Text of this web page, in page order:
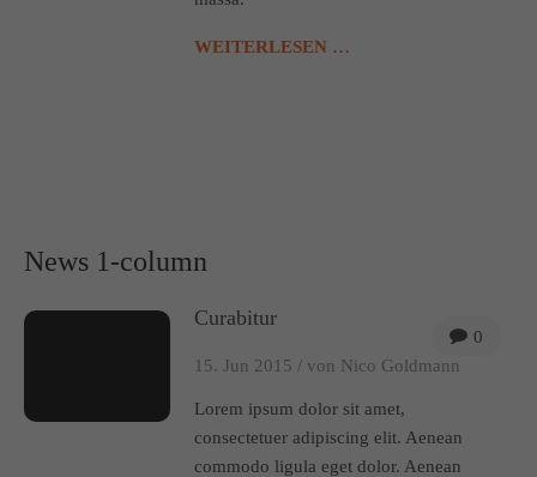
WEITERLESEN …
News 1-column
0
Curabitur
15. Jun 2015 / von Nico Goldmann
Lorem ipsum dolor sit amet,
consectetuer adipiscing elit. Aenean
commodo ligula eget dolor. Aenean